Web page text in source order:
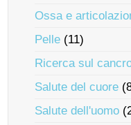
Ossa e
Pelle (11)
Ricerca sul
Salute del cuore
Salute dell'uomo